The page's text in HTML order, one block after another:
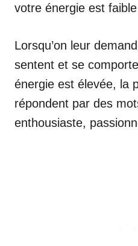
votre énergie est
Lorsqu’on leur
sentent et se
énergie est élevée, la
répondent par des
enthousiaste,